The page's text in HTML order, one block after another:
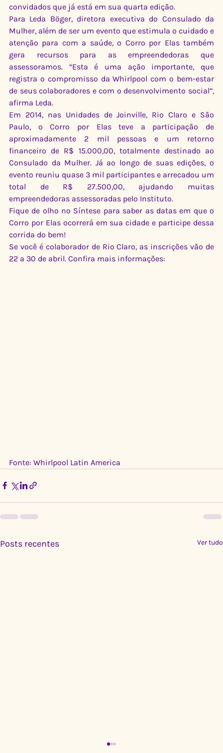
convidados que já está em sua quarta edição.
Para Leda Böger, diretora executiva do Consulado da
Mulher, além de ser um evento que estimula o cuidado e
atenção para com a saúde, o Corro por Elas também
gera recursos para as empreendedoras que
assessoramos. “Esta é uma ação importante, que
registra o compromisso da Whirlpool com o bem-estar
de seus colaboradores e com o desenvolvimento social”,
afirma Leda.
Em 2014, nas Unidades de Joinville, Rio Claro e São
Paulo, o Corro por Elas teve a participação de
aproximadamente 2 mil pessoas e um retorno
financeiro de R$ 15.000,00, totalmente destinado ao
Consulado da Mulher. Já ao longo de suas edições, o
evento reuniu quase 3 mil participantes e arrecadou um
total de R$ 27.500,00, ajudando muitas
empreendedoras assessoradas pelo Instituto.
Fique de olho no Síntese para saber as datas em que o
Corro por Elas ocorrerá em sua cidade e participe dessa
corrida do bem!
Se você é colaborador de Rio Claro, as inscrições vão de
22 a 30 de abril. Confira mais informações:
Fonte: Whirlpool Latin America
Posts recentes Ver tudo